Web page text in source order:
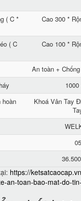
( C *
Cao 300 *
( C
Cao 100 *
An toàn +
1000
hoàn
Khoá Vân Tay
https://
an-toan-bao-mat-do-